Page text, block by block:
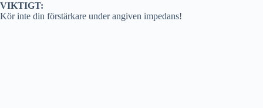
VIKTIGT:
Kör inte din förstärkare under angiven impedans!